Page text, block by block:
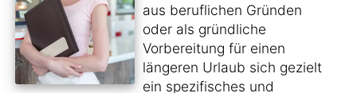
aus beruflichen Gründen
oder als gründliche
Vorbereitung für einen
längeren Urlaub sich gezielt
ein spezifisches und